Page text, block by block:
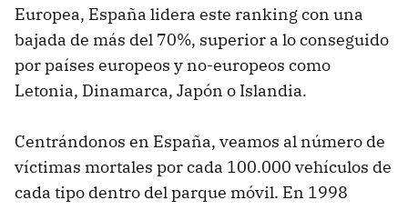
Europea, España lidera este ranking con una
bajada de más del 70%, superior a lo conseguido
por países europeos y no-europeos como
Letonia, Dinamarca, Japón o Islandia.
Centrándonos en España, veamos al número de
víctimas mortales por cada 100.000 vehículos de
cada tipo dentro del parque móvil. En 1998